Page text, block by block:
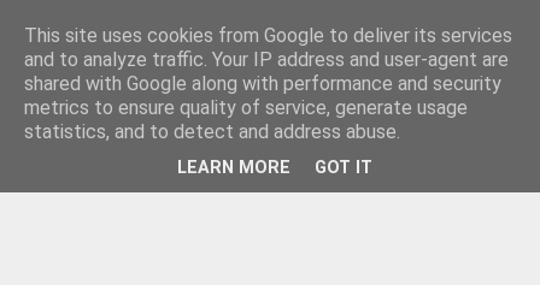
This site uses cookies from Google to deliver its services
and to analyze traffic. Your IP address and user-agent are
shared with Google along with performance and security
metrics to ensure quality of service, generate usage
statistics, and to detect and address abuse.
LEARN MORE GOT IT